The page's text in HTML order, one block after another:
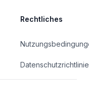
Rechtliches
Datenschutzrichtlinie